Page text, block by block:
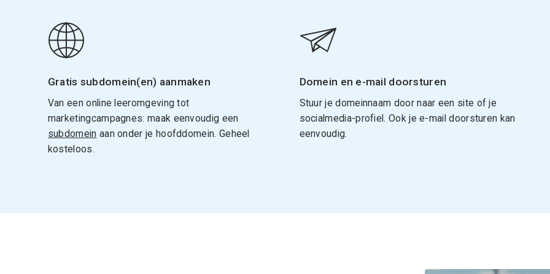
Gratis subdomein(en) aanmaken
Van een online leeromgeving tot
marketingcampagnes: maak eenvoudig een
subdomein aan onder je hoofddomein. Geheel
kosteloos.
Domein en e-mail doorsturen
Stuur je domeinnaam door naar een site of je
socialmedia-profiel. Ook je e-mail doorsturen kan
eenvoudig.